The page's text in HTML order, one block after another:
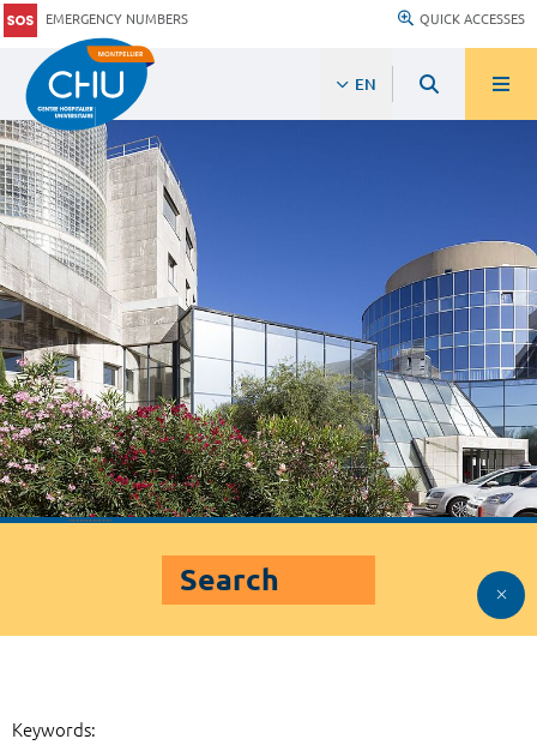
EMERGENCY NUMBERS QUICK ACCESSES
EN
Search
Keywords: